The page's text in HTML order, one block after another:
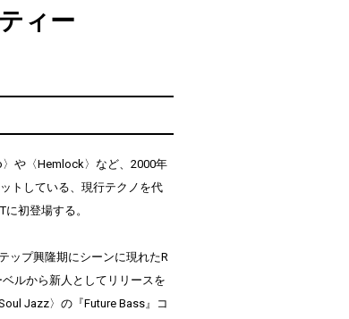
ィー
や〈Hemlock〉など、2000年
トしている、現行テクノを代
初登場する。
ップ興隆期にシーンに現れたR
ルから新人としてリリースを
Jazz〉の『Future Bass』コ